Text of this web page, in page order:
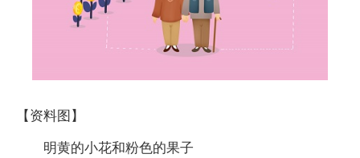
【资料图】
明黄的小花和粉色的果子